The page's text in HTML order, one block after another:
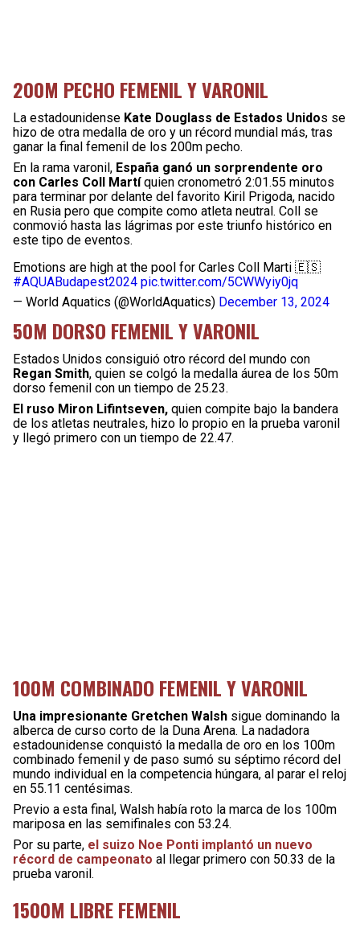
200M PECHO FEMENIL Y VARONIL
La estadounidense Kate Douglass de Estados Unidos se
hizo de otra medalla de oro y un récord mundial más, tras
ganar la final femenil de los 200m pecho.
En la rama varonil, España ganó un sorprendente oro
con Carles Coll Martíquien cronometró 2:01.55 minutos
para terminar por delante del favorito Kiril Prigoda, nacido
en Rusia pero que compite como atleta neutral. Coll se
conmovió hasta las lágrimas por este triunfo histórico en
este tipo de eventos.
Emotions are high at the pool for Carles Coll Marti 🇪🇸
#AQUABudapest2024 pic.twitter.com/5CWWyiy0jq
— World Aquatics (@WorldAquatics) December 13, 2024
50M DORSO FEMENIL Y VARONIL
Estados Unidos consiguió otro récord del mundo con
Regan Smith, quien se colgó la medalla áurea de los 50m
dorso femenil con un tiempo de 25.23.
El ruso Miron Lifintseven, quien compite bajo la bandera
de los atletas neutrales, hizo lo propio en la prueba varonil
y llegó primero con un tiempo de 22.47.
100M COMBINADO FEMENIL Y VARONIL
Una impresionante Gretchen Walsh sigue dominando la
alberca de curso corto de la Duna Arena. La nadadora
estadounidense conquistó la medalla de oro en los 100m
combinado femenil y de paso sumó su séptimo récord del
mundo individual en la competencia húngara, al parar el reloj
en 55.11 centésimas.
Previo a esta final, Walsh había roto la marca de los 100m
mariposa en las semifinales con 53.24.
Por su parte, el suizo Noe Ponti implantó un nuevo
récord de campeonato al llegar primero con 50.33 de la
prueba varonil.
1500M LIBRE FEMENIL